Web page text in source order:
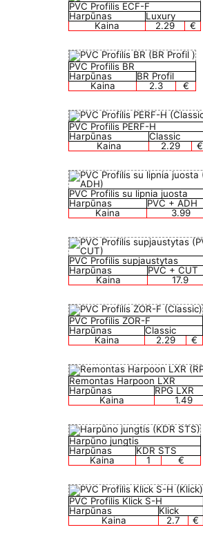
PVC Profilis ECF-F
Harpūnas
Luxury
Kaina
2.29 €
PVC Profilis BR
Harpūnas
BR Profil
Kaina
2.3 €
PVC Profilis PERF-H
Harpūnas
Classic
Kaina
2.29 €
PVC Profilis su lipnia juosta
Harpūnas
PVC + ADH
Kaina
3.99
PVC Profilis supjaustytas
Harpūnas
PVC + CUT
Kaina
17.9
PVC Profilis ZOR-F
Harpūnas
Classic
Kaina
2.29 €
Remontas Harpoon LXR
Harpūnas
RPG LXR
Kaina
1.49
Harpūno jungtis
Harpūnas
KDR STS
Kaina
1 €
PVC Profilis Klick S-H
Harpūnas
Klick
Kaina
2.7 €